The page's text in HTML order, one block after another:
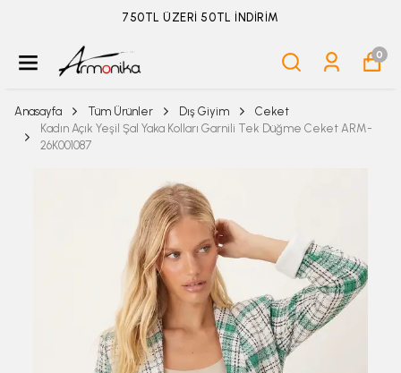
ÜYELİKSİZ SİPARİŞ İADE TALEBİ İÇİN TIKLA
0
Anasayfa Tüm Ürünler Dış Giyim
Ceket
Kadın Açık Yeşil Şal Yaka Kolları Garnili Tek Düğme Ceket ARM-
26K001087